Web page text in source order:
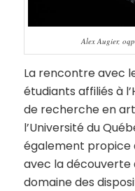
Alex Augier,
La rencontre avec
étudiants affiliés à
de recherche en
l’Université du
également propice
avec la découverte
domaine des